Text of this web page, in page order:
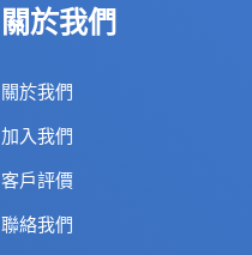
關於我們
關於我們
加入我們
客戶評價
聯絡我們